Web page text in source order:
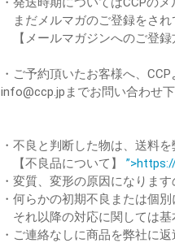
まだメルマガのご登録をされ
【メールマガジンへのご登録
・ご予約頂いたお客様へ、
info@ccp.jpまでお問い合わせ
・不良と判断した物は、送料
【不良品について】
・変質、変形の原因になりま
・何らかの初期不良または個
それ以降の対応に関しては基
・ご連絡なしに商品を弊社に